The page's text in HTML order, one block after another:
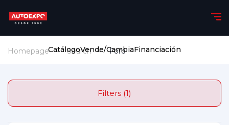
CatálogoVende/CambiaFinanciación
Homepage Search Ford
Filters (1)